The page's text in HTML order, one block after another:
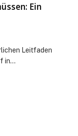
Ein
Leitfaden
in…